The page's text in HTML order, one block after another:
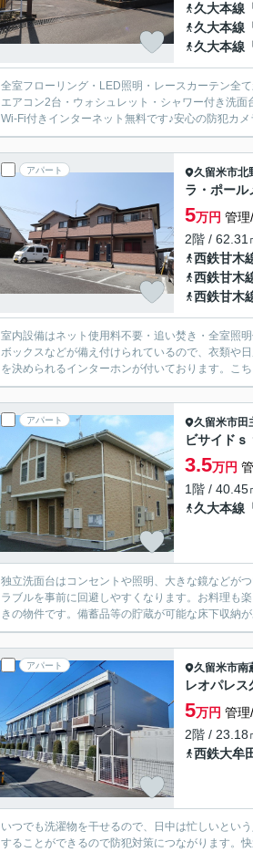
久大本線
久大本線
久大本線
全室フローリング・LED照明・レースカーテン全
エアコン2台・ウォシュレット・シャワー付き洗面
Wi-Fi付きインターネット無料です♪安心の防犯カ
アパート 久留米市北
ラ・ポール
5万円 管理
2階 / 62.31
西鉄甘木
西鉄甘木
西鉄甘木
室内設備はネット使用料不要・追い焚き・全室照
ボックスなどが備え付けられているので、衣類や
を決められるインターホンが付いております。こ
アパート 久留米市田
ビサイド
3.5万円
1階 / 40.45
久大本線
独立洗面台はコンセントや照明、大きな鏡などが
ラブルを事前に回避しやすくなります。お料理も
きの物件です。備蓄品等の貯蔵が可能な床下収納
アパート 久留米市南
レオパレ
5万円 管理
2階 / 23.18
西鉄大牟
いつでも洗濯物を干せるので、日中は忙しいとい
することができるので防犯対策につながります。